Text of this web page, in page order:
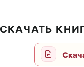
СКАЧАТЬ